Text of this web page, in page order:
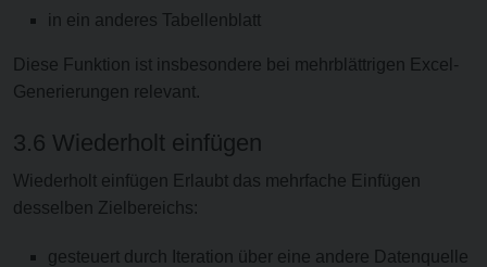
in ein anderes Tabellenblatt
Diese Funktion ist insbesondere bei mehrblättrigen Excel-
Generierungen relevant.
3.6 Wiederholt einfügen
Wiederholt einfügen Erlaubt das mehrfache Einfügen
desselben Zielbereichs:
gesteuert durch Iteration über eine andere Datenquelle